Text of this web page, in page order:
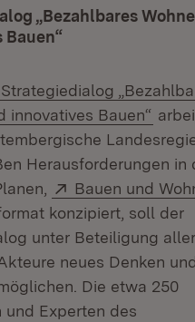
„Bezahlbares
Extern:
Strategiedialog
innovatives Bauen“
Herausforderungen in
Extern:
Bauen und
konzipiert, soll der
unter Beteiligung aller
neues Denken und
Die etwa 250
und Experten des